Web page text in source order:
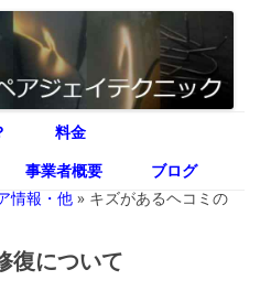
イテクニック
市 デントリペア ジェイテクニック
ン
ツ
へ
ス
プ
料金
事業者概要
ブログ
情報・他 » キズがあるヘコミの
復について